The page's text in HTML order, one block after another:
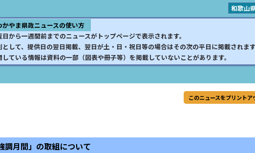
和歌山
かやま県政ニュースの使い方
日から一週間前までのニュースがトップページで表示されます。
として、提供日の翌日掲載、翌日が土・日・祝日等の場合はその次の平日に掲載されます
している情報は資料の一部（図表や冊子等）を掲載していないことがあります。
このニュースをプリント
調月間」の取組について